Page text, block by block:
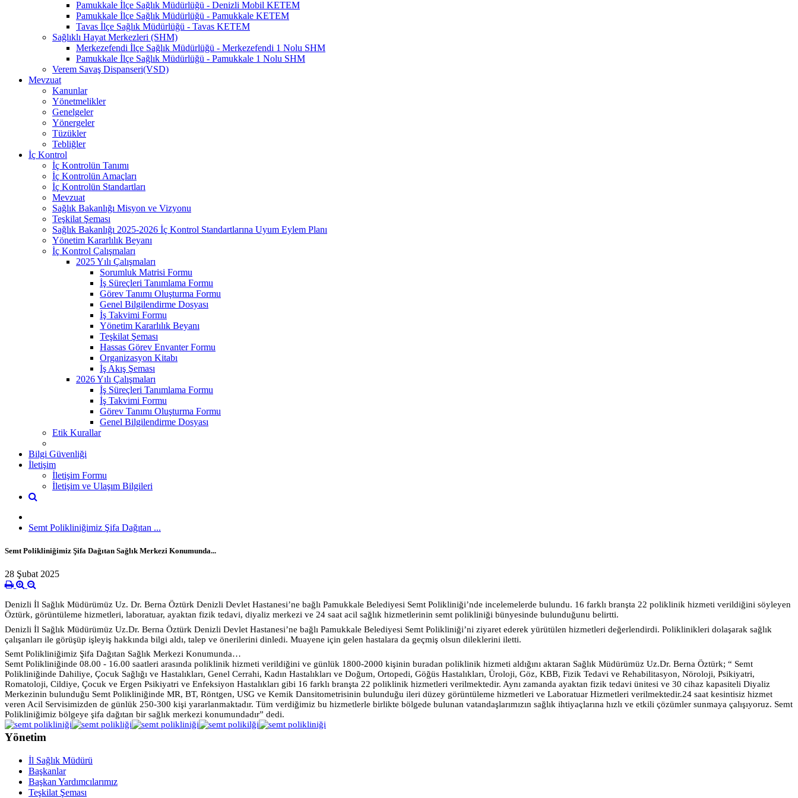
Pamukkale İlçe Sağlık Müdürlüğü - Denizli Mobil KETEM
Pamukkale İlçe Sağlık Müdürlüğü - Pamukkale KETEM
Tavas İlçe Sağlık Müdürlüğü - Tavas KETEM
Sağlıklı Hayat Merkezleri (SHM)
Merkezefendi İlçe Sağlık Müdürlüğü - Merkezefendi 1 Nolu SHM
Pamukkale İlçe Sağlık Müdürlüğü - Pamukkale 1 Nolu SHM
Verem Savaş Dispanseri(VSD)
Mevzuat
Kanunlar
Yönetmelikler
Genelgeler
Yönergeler
Tüzükler
Tebliğler
İç Kontrol
İç Kontrolün Tanımı
İç Kontrolün Amaçları
İç Kontrolün Standartları
Mevzuat
Sağlık Bakanlığı Misyon ve Vizyonu
Teşkilat Şeması
Sağlık Bakanlığı 2025-2026 İç Kontrol Standartlarına Uyum Eylem Planı
Yönetim Kararlılık Beyanı
İç Kontrol Çalışmaları
2025 Yılı Çalışmaları
Sorumluk Matrisi Formu
İş Süreçleri Tanımlama Formu
Görev Tanımı Oluşturma Formu
Genel Bilgilendirme Dosyası
İş Takvimi Formu
Yönetim Kararlılık Beyanı
Teşkilat Şeması
Hassas Görev Envanter Formu
Organizasyon Kitabı
İş Akış Şeması
2026 Yılı Çalışmaları
İş Süreçleri Tanımlama Formu
İş Takvimi Formu
Görev Tanımı Oluşturma Formu
Genel Bilgilendirme Dosyası
Etik Kurallar
Bilgi Güvenliği
İletişim
İletişim Formu
İletişim ve Ulaşım Bilgileri
Semt Polikliniğimiz Şifa Dağıtan ...
Semt Polikliniğimiz Şifa Dağıtan Sağlık Merkezi Konumunda...
28 Şubat 2025
Denizli İl Sağlık Müdürümüz Uz. Dr. Berna Öztürk Denizli Devlet Hastanesi’ne bağlı Pamukkale Belediyesi Semt Polikliniği’nde incelemelerde bulundu. 16 farklı branşta 22 poliklinik hizmeti verildiğini söyleyen
Öztürk, görüntüleme hizmetleri, laboratuar, ayaktan fizik tedavi, diyaliz merkezi ve 24 saat acil sağlık hizmetlerinin semt polikliniği bünyesinde bulunduğunu belirtti.
Denizli İl Sağlık Müdürümüz Uz.Dr. Berna Öztürk Denizli Devlet Hastanesi’ne bağlı Pamukkale Belediyesi Semt Polikliniği’ni ziyaret ederek yürütülen hizmetleri değerlendirdi. Poliklinikleri dolaşarak sağlık
çalışanları ile görüşüp işleyiş hakkında bilgi aldı, talep ve önerilerini dinledi. Muayene için gelen hastalara da geçmiş olsun dileklerini iletti.
Semt Polikliniğimiz Şifa Dağıtan Sağlık Merkezi Konumunda…
Semt Polikliniğinde 08.00 - 16.00 saatleri arasında poliklinik hizmeti verildiğini ve günlük 1800-2000 kişinin buradan poliklinik hizmeti aldığını aktaran Sağlık Müdürümüz Uz.Dr. Berna Öztürk; “ Semt
Polikliniğinde Dahiliye, Çocuk Sağlığı ve Hastalıkları, Genel Cerrahi, Kadın Hastalıkları ve Doğum, Ortopedi, Göğüs Hastalıkları, Üroloji, Göz, KBB, Fizik Tedavi ve Rehabilitasyon, Nöroloji, Psikiyatri,
Romatoloji, Cildiye, Çocuk ve Ergen Psikiyatri ve Enfeksiyon Hastalıkları gibi 16 farklı branşta 22 poliklinik hizmetleri verilmektedir. Aynı zamanda ayaktan fizik tedavi ünitesi ve 30 cihaz kapasiteli Diyaliz
Merkezinin bulunduğu Semt Polikliniğinde MR, BT, Röntgen, USG ve Kemik Dansitometrisinin bulunduğu ileri düzey görüntüleme hizmetleri ve Laboratuar Hizmetleri verilmektedir.24 saat kesintisiz hizmet
veren Acil Servisimizden de günlük 250-300 kişi yararlanmaktadır. Tüm verdiğimiz bu hizmetlerle birlikte bölgede bulunan vatandaşlarımızın sağlık ihtiyaçlarına hızlı ve etkili çözümler sunmaya çalışıyoruz. Semt
Polikliniğimiz bölgeye şifa dağıtan bir sağlık merkezi konumundadır” dedi.
Yönetim
İl Sağlık Müdürü
Başkanlar
Başkan Yardımcılarımız
Teşkilat Şeması